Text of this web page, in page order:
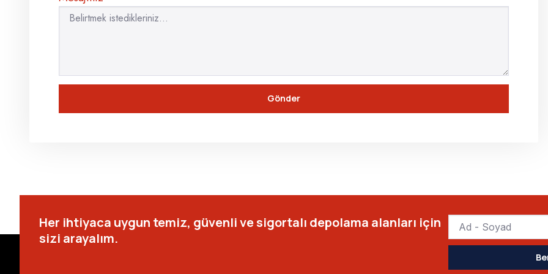
Gönder
Her ihtiyaca uygun temiz, güvenli ve sigortalı depolama alanları için
sizi arayalım.